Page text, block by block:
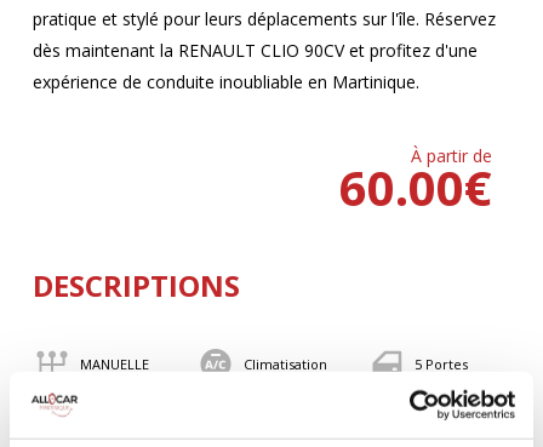
pratique et stylé pour leurs déplacements sur l'île. Réservez
dès maintenant la RENAULT CLIO 90CV et profitez d'une
expérience de conduite inoubliable en Martinique.
À partir de
€
60.00
DESCRIPTIONS
MANUELLE Climatisation 5 Portes
BLUETOOTH 90 CV